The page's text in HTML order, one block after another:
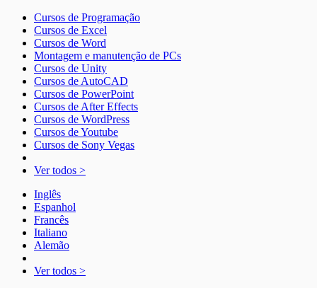
Cursos de Programação
Cursos de Excel
Cursos de Word
Montagem e manutenção de PCs
Cursos de Unity
Cursos de AutoCAD
Cursos de PowerPoint
Cursos de After Effects
Cursos de WordPress
Cursos de Youtube
Cursos de Sony Vegas
Ver todos >
Inglês
Espanhol
Francês
Italiano
Alemão
Ver todos >